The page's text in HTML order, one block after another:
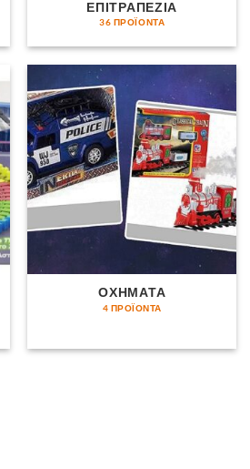
ΕΠΙΤΡΑΠΕΖΙΑ
36 ΠΡΟΪΌΝΤΑ
ΟΧΗΜΑΤΑ
4 ΠΡΟΪΌΝΤΑ